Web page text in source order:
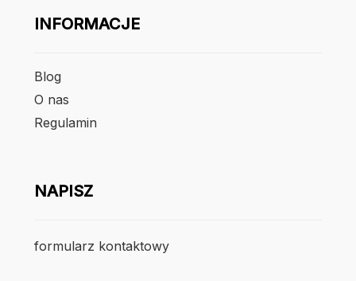
INFORMACJE
Blog
O nas
Regulamin
NAPISZ
formularz kontaktowy